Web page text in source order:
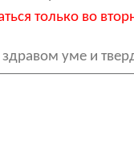
только во
здравом уме и